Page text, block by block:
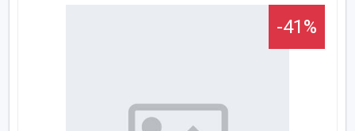
-41%